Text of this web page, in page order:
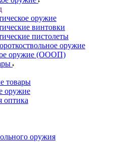
оружие
винтовки
пистолеты
оружие
оружие (ОООП)
товары
оружие
оптика
оружия